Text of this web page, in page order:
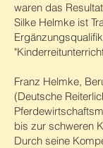
waren das
Silke Helmke ist
Franz Helmke,
(Deutsche
bis zur schweren
Durch seine